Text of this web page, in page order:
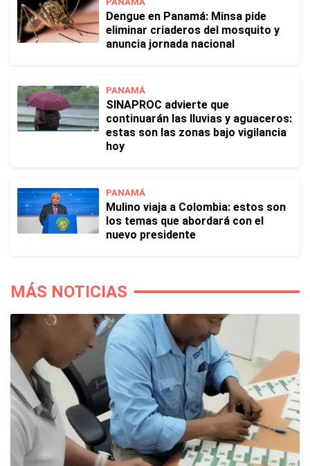
Dengue en Panamá: Minsa pide
eliminar criaderos del mosquito y
anuncia jornada nacional
PANAMÁ
SINAPROC advierte que
continuarán las lluvias y aguaceros:
estas son las zonas bajo vigilancia
hoy
PANAMÁ
Mulino viaja a Colombia: estos son
los temas que abordará con el
nuevo presidente
MÁS NOTICIAS